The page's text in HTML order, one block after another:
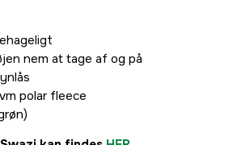
nem at tage af og på
polar fleece